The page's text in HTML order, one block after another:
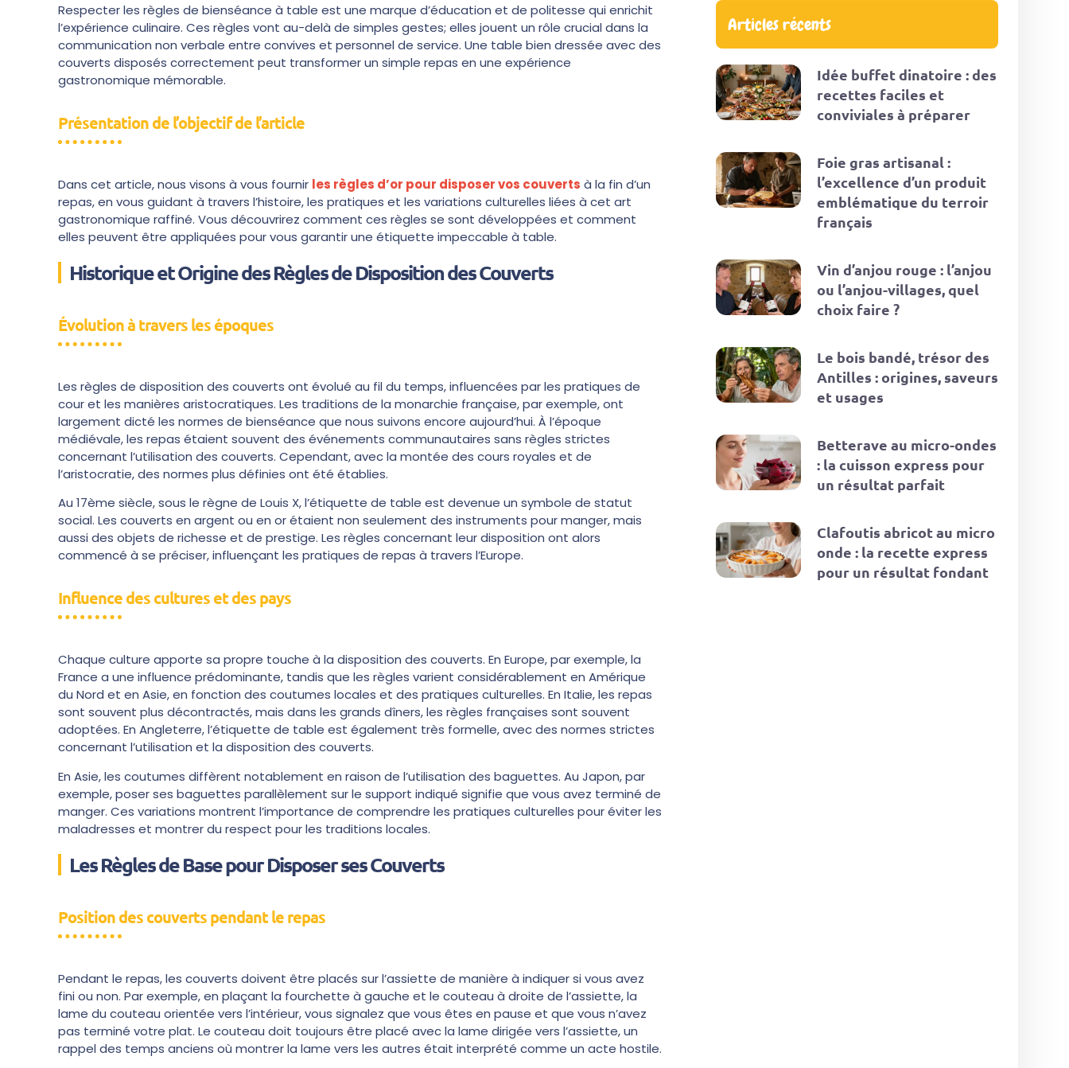
Respecter les règles de bienséance à table est une marque d’éducation et de politesse qui enrichit
l’expérience culinaire. Ces règles vont au-delà de simples gestes; elles jouent un rôle crucial dans la
communication non verbale entre convives et personnel de service. Une table bien dressée avec des
couverts disposés correctement peut transformer un simple repas en une expérience
gastronomique mémorable.
Présentation de l’objectif de l’article
Dans cet article, nous visons à vous fournir les règles d’or pour disposer vos couverts à la fin d’un
repas, en vous guidant à travers l’histoire, les pratiques et les variations culturelles liées à cet art
gastronomique raffiné. Vous découvrirez comment ces règles se sont développées et comment
elles peuvent être appliquées pour vous garantir une étiquette impeccable à table.
Historique et Origine des Règles de Disposition des Couverts
Évolution à travers les époques
Les règles de disposition des couverts ont évolué au fil du temps, influencées par les pratiques de
cour et les manières aristocratiques. Les traditions de la monarchie française, par exemple, ont
largement dicté les normes de bienséance que nous suivons encore aujourd’hui. À l’époque
médiévale, les repas étaient souvent des événements communautaires sans règles strictes
concernant l’utilisation des couverts. Cependant, avec la montée des cours royales et de
l’aristocratie, des normes plus définies ont été établies.
Au 17ème siècle, sous le règne de Louis X, l’étiquette de table est devenue un symbole de statut
social. Les couverts en argent ou en or étaient non seulement des instruments pour manger, mais
aussi des objets de richesse et de prestige. Les règles concernant leur disposition ont alors
commencé à se préciser, influençant les pratiques de repas à travers l’Europe.
Influence des cultures et des pays
Chaque culture apporte sa propre touche à la disposition des couverts. En Europe, par exemple, la
France a une influence prédominante, tandis que les règles varient considérablement en Amérique
du Nord et en Asie, en fonction des coutumes locales et des pratiques culturelles. En Italie, les repas
sont souvent plus décontractés, mais dans les grands dîners, les règles françaises sont souvent
adoptées. En Angleterre, l’étiquette de table est également très formelle, avec des normes strictes
concernant l’utilisation et la disposition des couverts.
En Asie, les coutumes diffèrent notablement en raison de l’utilisation des baguettes. Au Japon, par
exemple, poser ses baguettes parallèlement sur le support indiqué signifie que vous avez terminé de
manger. Ces variations montrent l’importance de comprendre les pratiques culturelles pour éviter les
maladresses et montrer du respect pour les traditions locales.
Les Règles de Base pour Disposer ses Couverts
Position des couverts pendant le repas
Pendant le repas, les couverts doivent être placés sur l’assiette de manière à indiquer si vous avez
fini ou non. Par exemple, en plaçant la fourchette à gauche et le couteau à droite de l’assiette, la
lame du couteau orientée vers l’intérieur, vous signalez que vous êtes en pause et que vous n’avez
pas terminé votre plat. Le couteau doit toujours être placé avec la lame dirigée vers l’assiette, un
rappel des temps anciens où montrer la lame vers les autres était interprété comme un acte hostile.
Articles récents
Idée buffet dinatoire : des
recettes faciles et
conviviales à préparer
Foie gras artisanal :
l’excellence d’un produit
emblématique du terroir
français
Vin d’anjou rouge : l’anjou
ou l’anjou-villages, quel
choix faire ?
Le bois bandé, trésor des
Antilles : origines, saveurs
et usages
Betterave au micro-ondes
: la cuisson express pour
un résultat parfait
Clafoutis abricot au micro
onde : la recette express
pour un résultat fondant